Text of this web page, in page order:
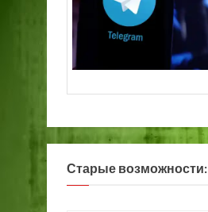
Старые возможности: